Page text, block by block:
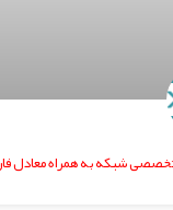
شبکه به همراه معادل